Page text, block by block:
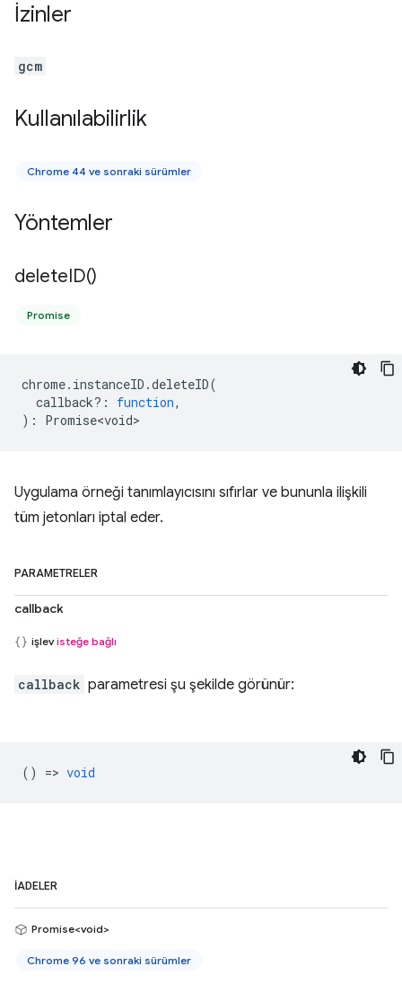
İzinler
gcm
Kullanılabilirlik
Chrome 44 ve sonraki sürümler
Yöntemler
deleteID()
Promise
chrome. instanceID .deleteID(
callback? : function,
) : Promise<void>
Uygulama örneği tanımlayıcısını sıfırlar ve bununla ilişkili
tüm jetonları iptal eder.
PARAMETRELER
callback
işlevisteğe bağlı
callback parametresi şu şekilde görünür:
() => void
İADELER
Promise<void>
Chrome 96 ve sonraki sürümler